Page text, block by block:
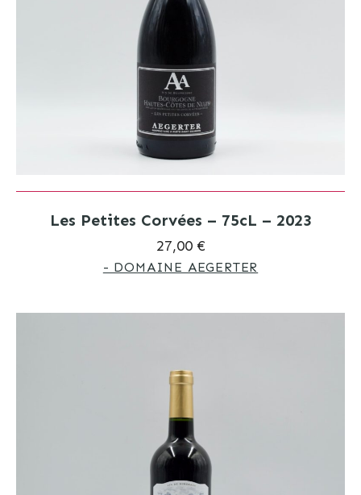
Les Petites Corvées – 75cL – 2023
27,00 €
- DOMAINE AEGERTER